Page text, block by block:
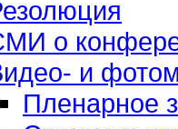
о
и
Пленарное